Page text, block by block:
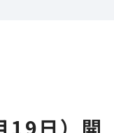
19日）開